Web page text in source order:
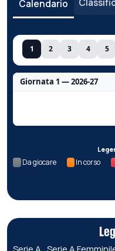
Calendario
1 2 3 4 5
Giornata 1 — 2026-27
Da giocare In corso